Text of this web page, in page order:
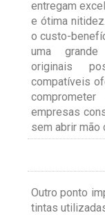
entregam
e ótima
o custo-
uma grande
originais
compatíveis
comprometer
empresas
sem abrir mão
Outro ponto
tintas